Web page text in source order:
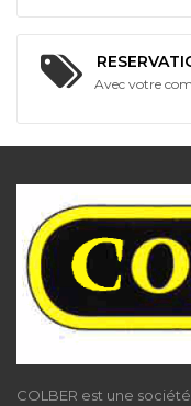
Avec votre
COLBER est une